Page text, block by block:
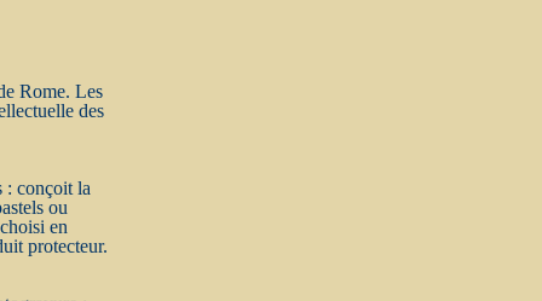
Rome. Les
des
: conçoit la
ou
en
protecteur.